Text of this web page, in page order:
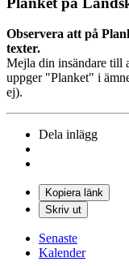
Observera att på
texter.
Mejla din insändare till
uppger "Planket" i
ej).
Dela inlägg
Kopiera länk
Skriv ut
Senaste
Kalender